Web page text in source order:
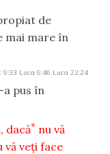
de
mai mare în
9:33 Luca 9:46 Luca 22:24
a pus în
dacă* nu vă
vă veţi face